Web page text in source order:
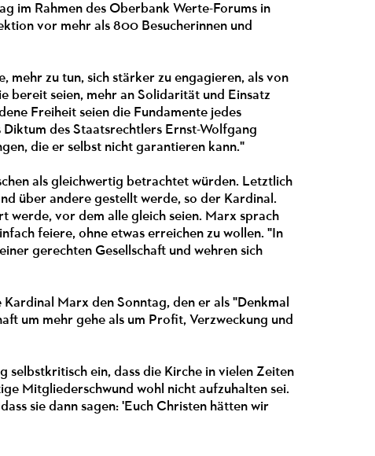
im Rahmen des Oberbank Werte-Forums in
vor mehr als 800 Besucherinnen und
mehr zu tun, sich stärker zu engagieren, als von
bereit seien, mehr an Solidarität und Einsatz
Freiheit seien die Fundamente jedes
des Staatsrechtlers Ernst-Wolfgang
die er selbst nicht garantieren kann."
als gleichwertig betrachtet würden. Letztlich
über andere gestellt werde, so der Kardinal.
werde, vor dem alle gleich seien. Marx sprach
feiere, ohne etwas erreichen zu wollen. "In
gerechten Gesellschaft und wehren sich
Marx den Sonntag, den er als "Denkmal
um mehr gehe als um Profit, Verzweckung und
selbstkritisch ein, dass die Kirche in vielen Zeiten
Mitgliederschwund wohl nicht aufzuhalten sei.
sie dann sagen: 'Euch Christen hätten wir